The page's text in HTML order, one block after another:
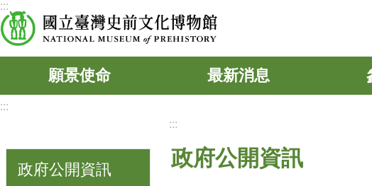
跳到主要內容區塊
:::
願景使命 最新消息
:::
政府公開資訊
:::
政府公開資訊